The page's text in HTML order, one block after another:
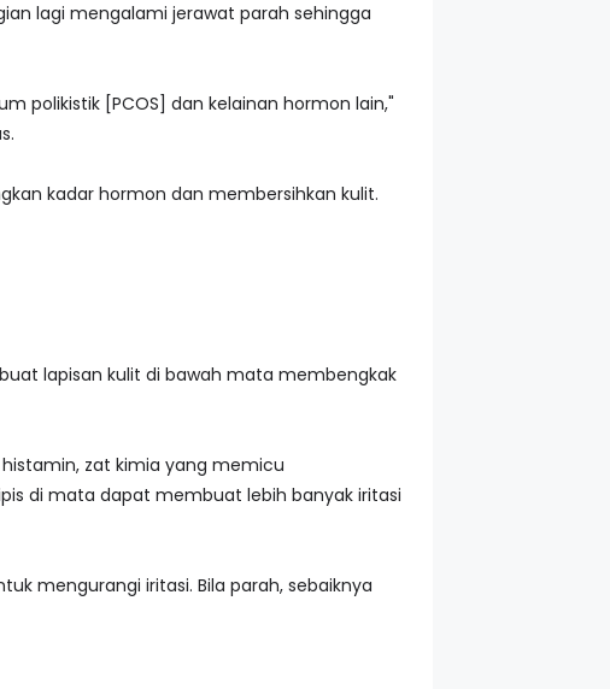
lagi mengalami jerawat parah sehingga
polikistik [PCOS] dan kelainan hormon lain,"
kadar hormon dan membersihkan kulit.
lapisan kulit di bawah mata membengkak
zat kimia yang memicu
di mata dapat membuat lebih banyak iritasi
mengurangi iritasi. Bila parah, sebaiknya